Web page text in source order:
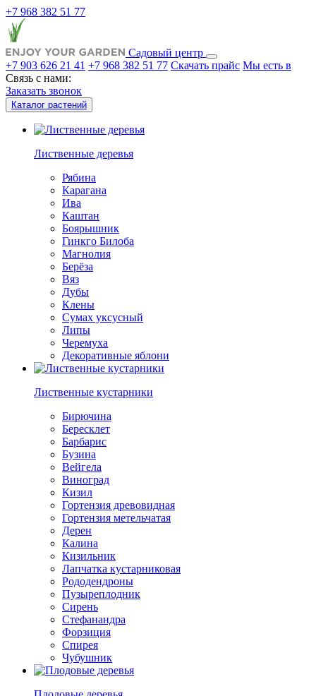
+7 968 382 51 77
Садовый центр
+7 903 626 21 41 +7 968 382 51 77 Скачать прайс Мы есть в
Связь с нами:
Заказать звонок
Каталог растений
Лиственные деревья
Рябина
Карагана
Ива
Каштан
Боярышник
Гинкго Билоба
Магнолия
Берёза
Вяз
Дубы
Клены
Сумах уксусный
Липы
Черемуха
Декоративные яблони
Лиственные кустарники
Бирючина
Бересклет
Барбарис
Бузина
Вейгела
Виноград
Кизил
Гортензия древовидная
Гортензия метельчатая
Дерен
Калина
Кизильник
Лапчатка кустарниковая
Рододендроны
Пузыреплодник
Сирень
Стефанандра
Форзиция
Спирея
Чубушник